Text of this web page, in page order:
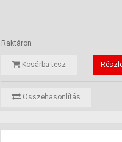
Raktáron
Kosárba tesz
Összehasonlítás